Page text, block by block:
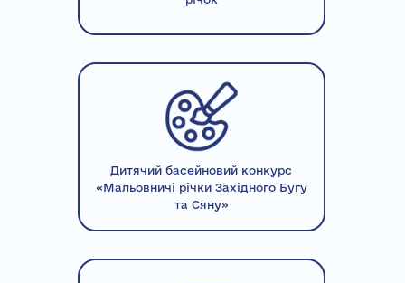
Дитячий басейновий конкурс
«Мальовничі річки Західного Бугу
та Сяну»